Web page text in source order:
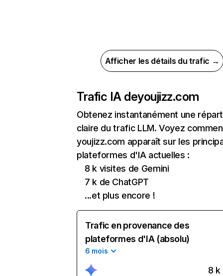
Afficher les détails du trafic →
Trafic IA deyoujizz.com
Obtenez instantanément une
claire du trafic LLM. Voyez
youjizz.com apparaît sur les
plateformes d'IA actuelles :
8 k visites de Gemini
7 k de ChatGPT
...et plus encore !
Trafic en provenance des
plateformes d'IA (absolu)
6 mois
8 k